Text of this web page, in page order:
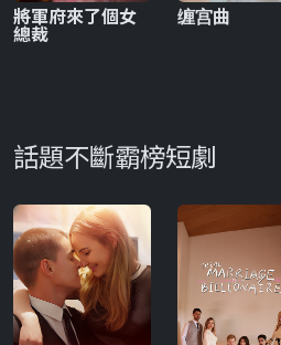
將軍府來了個女
總裁
缠宫曲
話題不斷霸榜短劇